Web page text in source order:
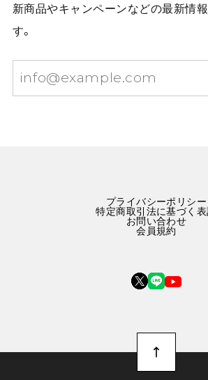
新商品やキャンペーンなどの最新情
す。
プライバシーポリシー
特定商取引法に基づく
お問い合わせ
会員規約